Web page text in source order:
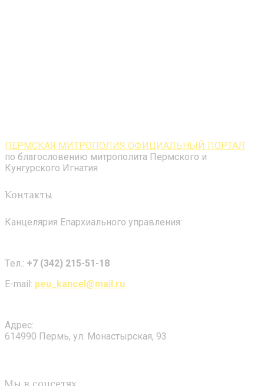
ПЕРМСКАЯ МИТРОПОЛИЯ ОФИЦИАЛЬНЫЙ ПОРТАЛ
по благословению митрополита Пермского и
Кунгурского Игнатия
Контакты
Канцелярия Епархиального управления:
Tел.: +7 (342) 215-51-18
E-mail: peu_kancel@mail.ru
Адрес:
614990 Пермь, ул. Монастырская, 93